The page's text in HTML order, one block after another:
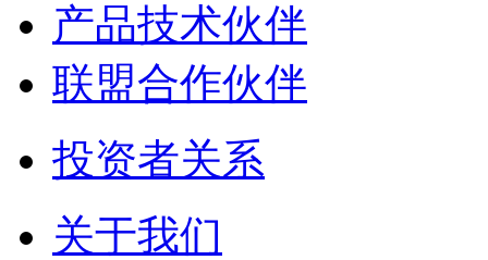
产品技术伙伴
联盟合作伙伴
投资者关系
关于我们